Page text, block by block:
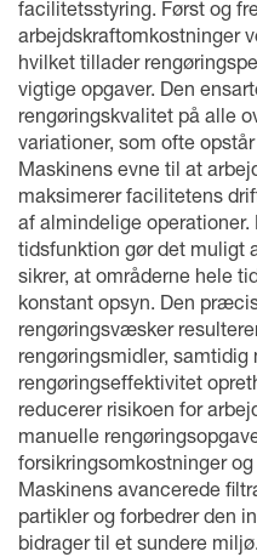
facilitetsstyring. Først og
arbejdskraftomkostninger
hvilket tillader
vigtige opgaver. Den
rengøringskvalitet på alle
variationer, som ofte
Maskinens evne til at
maksimerer facilitetens
af almindelige operationer.
tidsfunktion gør det muligt
sikrer, at områderne hele
konstant opsyn. Den
rengøringsvæsker
rengøringsmidler, samtidig
rengøringseffektivitet
reducerer risikoen for
manuelle
forsikringsomkostninger
Maskinens avancerede
partikler og forbedrer den
bidrager til et sundere